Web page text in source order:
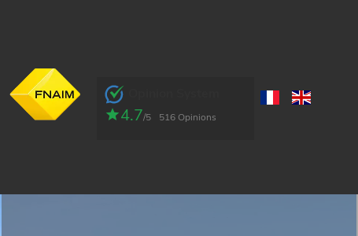
4.7/5 516 Opinions